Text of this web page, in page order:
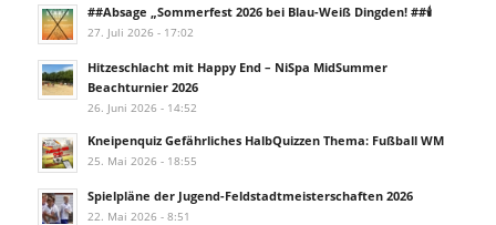
##Absage „Sommerfest 2026 bei Blau-Weiß Dingden! ##🕯️
27. Juli 2026 - 17:02
Hitzeschlacht mit Happy End – NiSpa MidSummer
Beachturnier 2026
26. Juni 2026 - 14:52
Kneipenquiz Gefährliches HalbQuizzen Thema: Fußball WM
25. Mai 2026 - 18:55
Spielpläne der Jugend-Feldstadtmeisterschaften 2026
22. Mai 2026 - 8:51